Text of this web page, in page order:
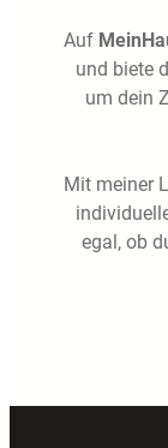
Auf
und biete
um dein
Mit meiner
egal, ob